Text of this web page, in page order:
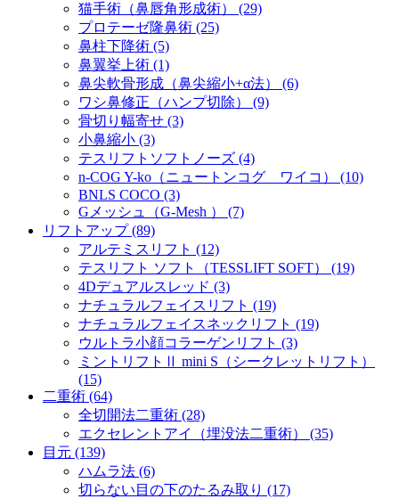
猫手術（鼻唇角形成術） (29)
プロテーゼ隆鼻術 (25)
鼻柱下降術 (5)
鼻翼挙上術 (1)
鼻尖軟骨形成（鼻尖縮小+α法） (6)
ワシ鼻修正（ハンプ切除） (9)
骨切り幅寄せ (3)
小鼻縮小 (3)
テスリフトソフトノーズ (4)
n-COG Y-ko（ニュートンコグ ワイコ） (10)
BNLS COCO (3)
Gメッシュ（G-Mesh ） (7)
リフトアップ (89)
アルテミスリフト (12)
テスリフト ソフト（TESSLIFT SOFT） (19)
4Dデュアルスレッド (3)
ナチュラルフェイスリフト (19)
ナチュラルフェイスネックリフト (19)
ウルトラ小顔コラーゲンリフト (3)
ミントリフトⅡ mini S（シークレットリフト）
(15)
二重術 (64)
全切開法二重術 (28)
エクセレントアイ（埋没法二重術） (35)
目元 (139)
ハムラ法 (6)
切らない目の下のたるみ取り (17)